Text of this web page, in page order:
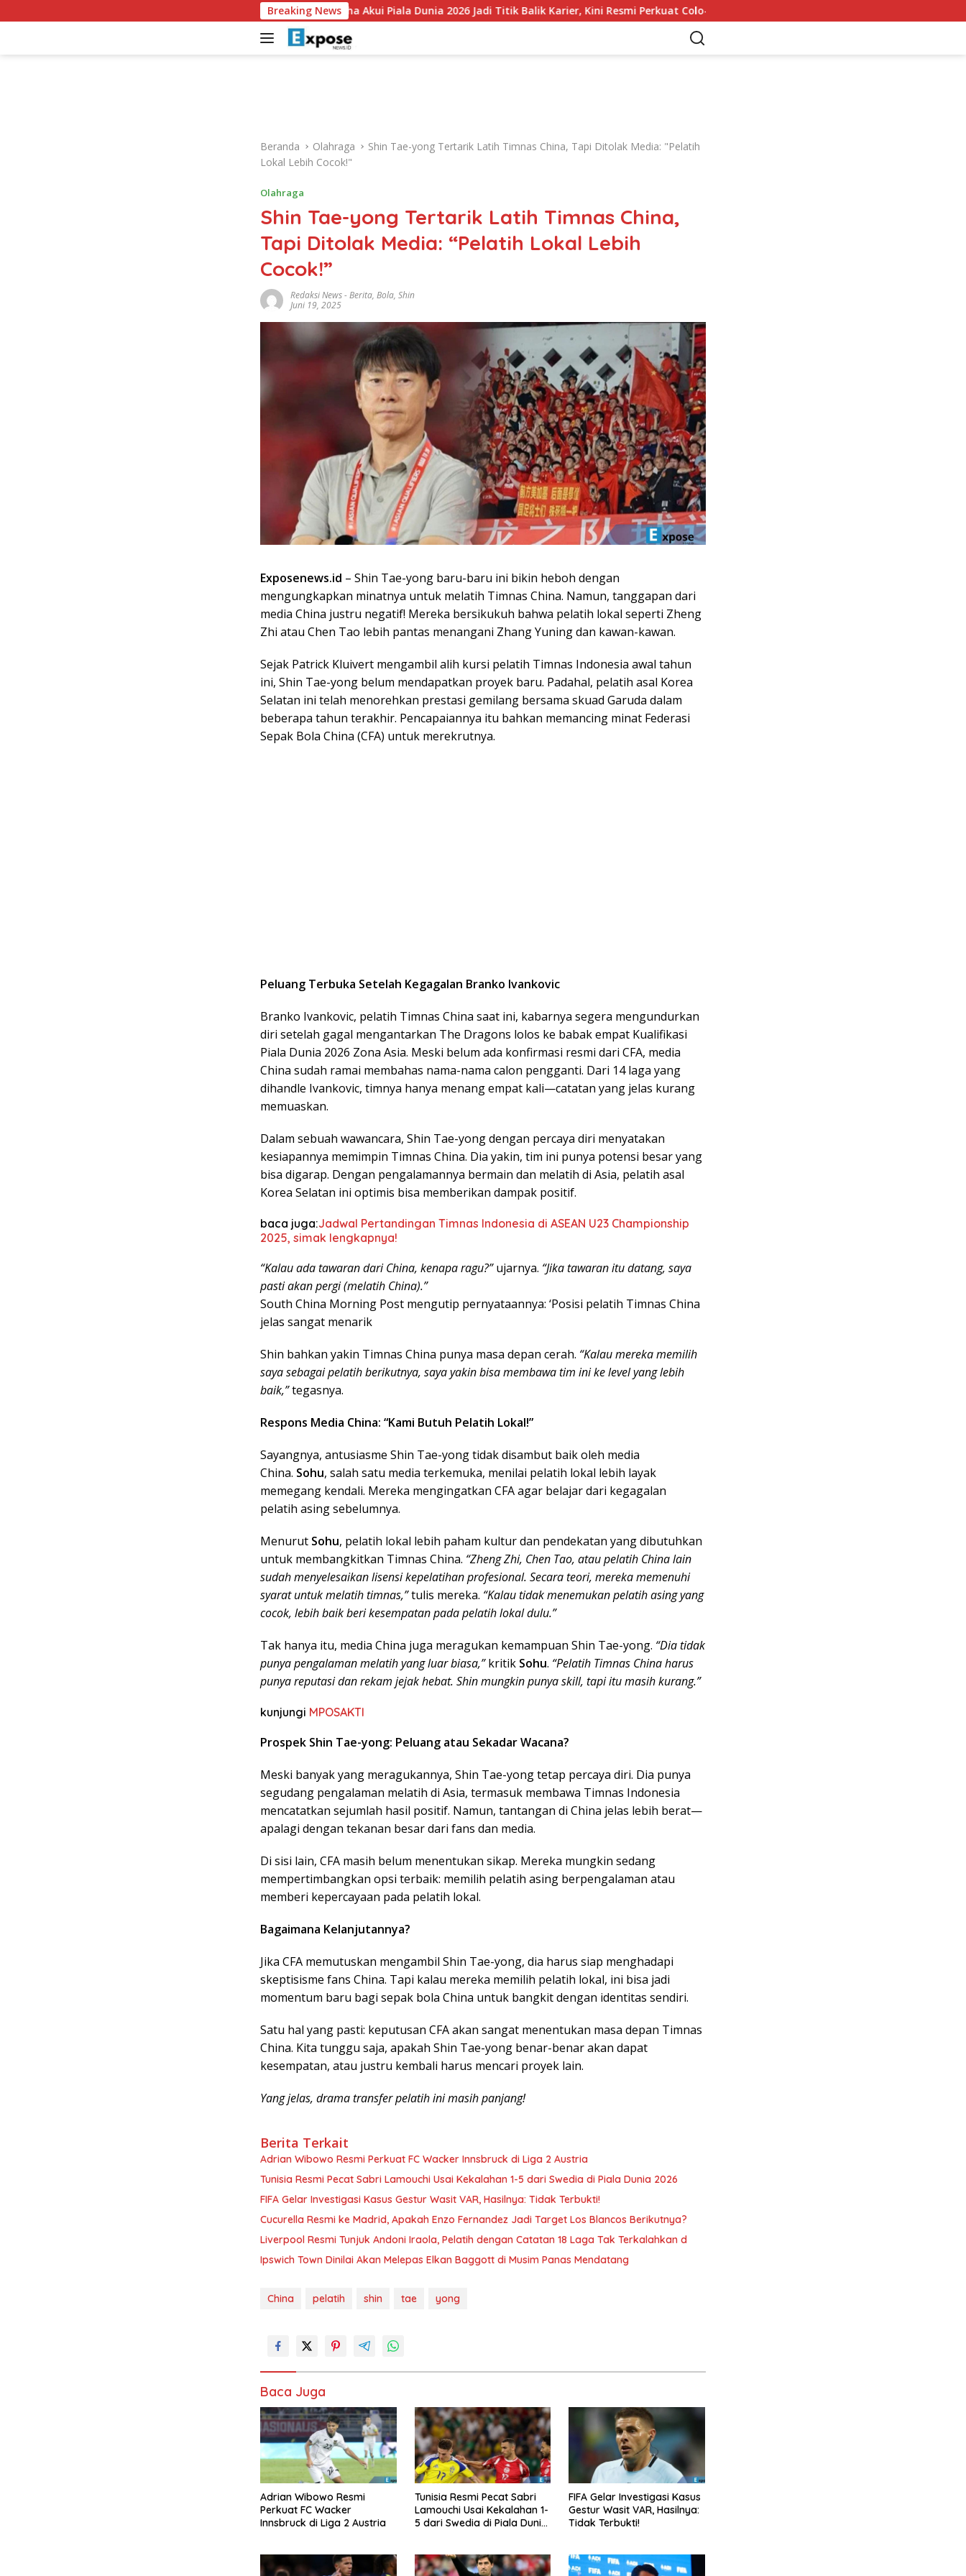
a
Breaking News
Vozinha Akui Piala Dunia 2026 Jadi Titik Balik Karier, Kini Resmi Perkuat Colo-Colo Mohamed Salah Tiba di Trabzon 5 Agustus: 6 Rekor
Beranda Olahraga
Shin Tae-yong Tertarik Latih Timnas China, Tapi Ditolak Media: "Pelatih
Lokal Lebih Cocok!"
Olahraga
Shin Tae-yong Tertarik Latih Timnas China,
Tapi Ditolak Media: “Pelatih Lokal Lebih
Cocok!”
Redaksi News-Berita, Bola, Shin
Juni 19, 2025
Exposenews.id – Shin Tae-yong baru-baru ini bikin heboh dengan
mengungkapkan minatnya untuk melatih Timnas China. Namun, tanggapan dari
media China justru negatif! Mereka bersikukuh bahwa pelatih lokal seperti Zheng
Zhi atau Chen Tao lebih pantas menangani Zhang Yuning dan kawan-kawan.
Sejak Patrick Kluivert mengambil alih kursi pelatih Timnas Indonesia awal tahun
ini, Shin Tae-yong belum mendapatkan proyek baru. Padahal, pelatih asal Korea
Selatan ini telah menorehkan prestasi gemilang bersama skuad Garuda dalam
beberapa tahun terakhir. Pencapaiannya itu bahkan memancing minat Federasi
Sepak Bola China (CFA) untuk merekrutnya.
Peluang Terbuka Setelah Kegagalan Branko Ivankovic
Branko Ivankovic, pelatih Timnas China saat ini, kabarnya segera mengundurkan
diri setelah gagal mengantarkan The Dragons lolos ke babak empat Kualifikasi
Piala Dunia 2026 Zona Asia. Meski belum ada konfirmasi resmi dari CFA, media
China sudah ramai membahas nama-nama calon pengganti. Dari 14 laga yang
dihandle Ivankovic, timnya hanya menang empat kali—catatan yang jelas kurang
memuaskan.
Dalam sebuah wawancara, Shin Tae-yong dengan percaya diri menyatakan
kesiapannya memimpin Timnas China. Dia yakin, tim ini punya potensi besar yang
bisa digarap. Dengan pengalamannya bermain dan melatih di Asia, pelatih asal
Korea Selatan ini optimis bisa memberikan dampak positif.
baca juga:Jadwal Pertandingan Timnas Indonesia di ASEAN U23 Championship
2025, simak lengkapnya!
“Kalau ada tawaran dari China, kenapa ragu?”ujarnya. “Jika tawaran itu datang, saya
pasti akan pergi (melatih China).”
South China Morning Post mengutip pernyataannya: ‘Posisi pelatih Timnas China
jelas sangat menarik
Shin bahkan yakin Timnas China punya masa depan cerah. “Kalau mereka memilih
saya sebagai pelatih berikutnya, saya yakin bisa membawa tim ini ke level yang lebih
baik,”tegasnya.
Respons Media China: “Kami Butuh Pelatih Lokal!”
Sayangnya, antusiasme Shin Tae-yong tidak disambut baik oleh media
China. Sohu, salah satu media terkemuka, menilai pelatih lokal lebih layak
memegang kendali. Mereka mengingatkan CFA agar belajar dari kegagalan
pelatih asing sebelumnya.
Menurut Sohu, pelatih lokal lebih paham kultur dan pendekatan yang dibutuhkan
untuk membangkitkan Timnas China. “Zheng Zhi, Chen Tao, atau pelatih China lain
sudah menyelesaikan lisensi kepelatihan profesional. Secara teori, mereka memenuhi
syarat untuk melatih timnas,”tulis mereka. “Kalau tidak menemukan pelatih asing yang
cocok, lebih baik beri kesempatan pada pelatih lokal dulu.”
Tak hanya itu, media China juga meragukan kemampuan Shin Tae-yong. “Dia tidak
punya pengalaman melatih yang luar biasa,”kritik Sohu. “Pelatih Timnas China harus
punya reputasi dan rekam jejak hebat. Shin mungkin punya skill, tapi itu masih kurang.”
kunjungi MPOSAKTI
Prospek Shin Tae-yong: Peluang atau Sekadar Wacana?
Meski banyak yang meragukannya, Shin Tae-yong tetap percaya diri. Dia punya
segudang pengalaman melatih di Asia, termasuk membawa Timnas Indonesia
mencatatkan sejumlah hasil positif. Namun, tantangan di China jelas lebih berat—
apalagi dengan tekanan besar dari fans dan media.
Di sisi lain, CFA masih belum menentukan sikap. Mereka mungkin sedang
mempertimbangkan opsi terbaik: memilih pelatih asing berpengalaman atau
memberi kepercayaan pada pelatih lokal.
Bagaimana Kelanjutannya?
Jika CFA memutuskan mengambil Shin Tae-yong, dia harus siap menghadapi
skeptisisme fans China. Tapi kalau mereka memilih pelatih lokal, ini bisa jadi
momentum baru bagi sepak bola China untuk bangkit dengan identitas sendiri.
Satu hal yang pasti: keputusan CFA akan sangat menentukan masa depan Timnas
China. Kita tunggu saja, apakah Shin Tae-yong benar-benar akan dapat
kesempatan, atau justru kembali harus mencari proyek lain.
Yang jelas, drama transfer pelatih ini masih panjang!
Berita Terkait
Adrian Wibowo Resmi Perkuat FC Wacker Innsbruck di Liga 2 Austria
Tunisia Resmi Pecat Sabri Lamouchi Usai Kekalahan 1-5 dari Swedia di Piala Dunia 2026
FIFA Gelar Investigasi Kasus Gestur Wasit VAR, Hasilnya: Tidak Terbukti!
Cucurella Resmi ke Madrid, Apakah Enzo Fernandez Jadi Target Los Blancos Berikutnya?
Liverpool Resmi Tunjuk Andoni Iraola, Pelatih dengan Catatan 18 Laga Tak Terkalahkan d
Ipswich Town Dinilai Akan Melepas Elkan Baggott di Musim Panas Mendatang
China pelatih shin tae yong
Baca Juga
Adrian Wibowo Resmi
Perkuat FC Wacker
Innsbruck di Liga 2 Austria
Tunisia Resmi Pecat Sabri
Lamouchi Usai Kekalahan 1-
5 dari Swedia di Piala Dunia
FIFA Gelar Investigasi Kasus
Gestur Wasit VAR, Hasilnya:
Tidak Terbukti!